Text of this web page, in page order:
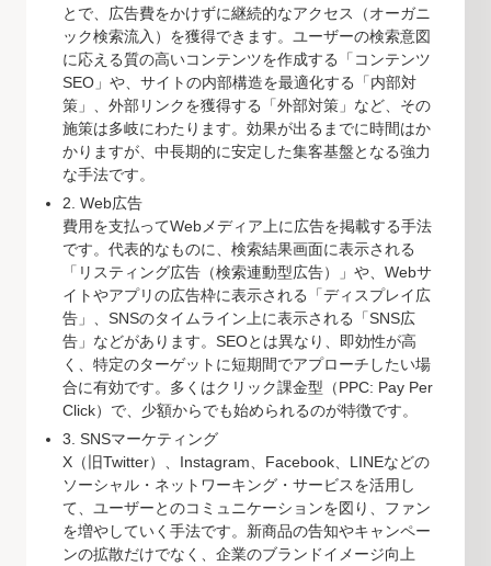
とで、広告費をかけずに継続的なアクセス（オーガニ
ック検索流入）を獲得できます。ユーザーの検索意図
に応える質の高いコンテンツを作成する「コンテンツ
SEO」や、サイトの内部構造を最適化する「内部対
策」、外部リンクを獲得する「外部対策」など、その
施策は多岐にわたります。効果が出るまでに時間はか
かりますが、中長期的に安定した集客基盤となる強力
な手法です。
2. Web広告
費用を支払ってWebメディア上に広告を掲載する手法
です。代表的なものに、検索結果画面に表示される
「リスティング広告（検索連動型広告）」や、Webサ
イトやアプリの広告枠に表示される「ディスプレイ広
告」、SNSのタイムライン上に表示される「SNS広
告」などがあります。SEOとは異なり、即効性が高
く、特定のターゲットに短期間でアプローチしたい場
合に有効です。多くはクリック課金型（PPC: Pay Per
Click）で、少額からでも始められるのが特徴です。
3. SNSマーケティング
X（旧Twitter）、Instagram、Facebook、LINEなどの
ソーシャル・ネットワーキング・サービスを活用し
て、ユーザーとのコミュニケーションを図り、ファン
を増やしていく手法です。新商品の告知やキャンペー
ンの拡散だけでなく、企業のブランドイメージ向上